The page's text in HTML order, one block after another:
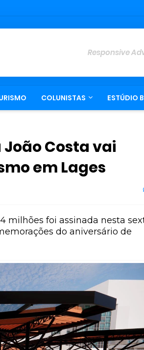
Responsive
COLUNISTAS ESTÚDIO
Costa vai
em Lages
milhões foi assinada nesta
do aniversário de